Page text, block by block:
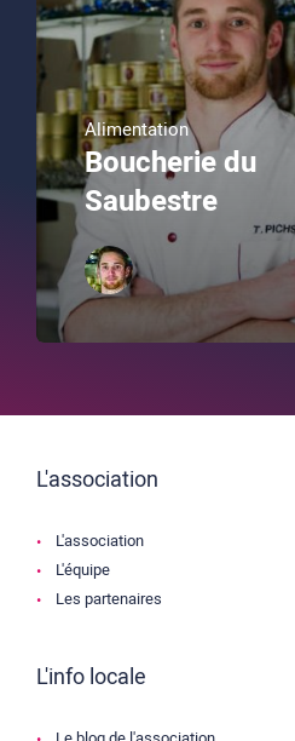
Alimentation
Boucherie du
Saubestre
L'association
L'association
L'équipe
Les partenaires
L'info locale